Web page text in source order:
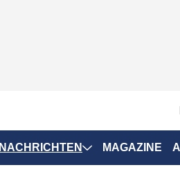
NACHRICHTEN MAGAZINE